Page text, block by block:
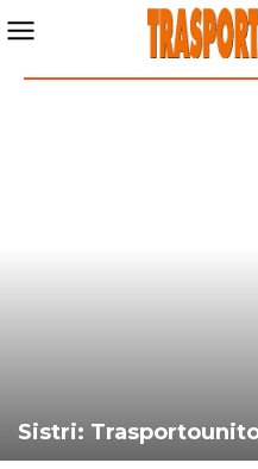
Sistri: